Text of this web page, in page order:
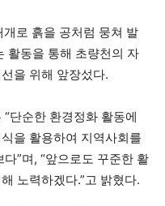
로 흙을 공처럼 뭉쳐 발
활동을 통해 초량천의 자
을 위해 앞장섰다.
단순한 환경정화 활동에
을 활용하여 지역사회를
”며, “앞으로도 꾸준한 활
노력하겠다.”고 밝혔다.